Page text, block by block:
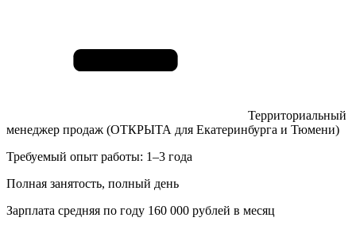
Территориальный
менеджер продаж (ОТКРЫТА для Екатеринбурга и Тюмени)
Требуемый опыт работы: 1–3 года
Полная занятость, полный день
Зарплата средняя по году 160 000 рублей в месяц